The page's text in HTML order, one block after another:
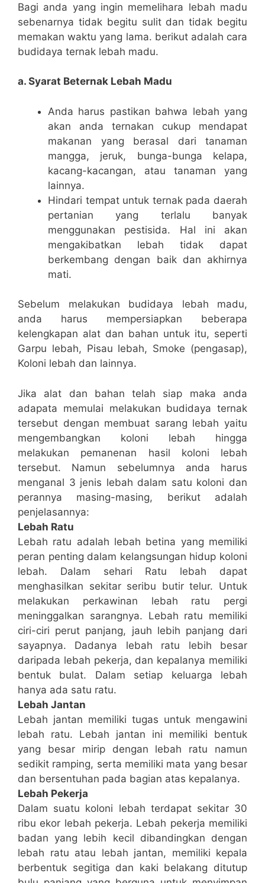
Bagi anda yang ingin memelihara lebah madu
sebenarnya tidak begitu sulit dan tidak begitu
memakan waktu yang lama. berikut adalah cara
budidaya ternak lebah madu.
a. Syarat Beternak Lebah Madu
Anda harus pastikan bahwa lebah yang
akan anda ternakan cukup mendapat
makanan yang berasal dari tanaman
mangga, jeruk, bunga-bunga kelapa,
kacang-kacangan, atau tanaman yang
lainnya.
Hindari tempat untuk ternak pada daerah
pertanian yang terlalu banyak
menggunakan pestisida. Hal ini akan
mengakibatkan lebah tidak dapat
berkembang dengan baik dan akhirnya
mati.
Sebelum melakukan budidaya lebah madu,
anda harus mempersiapkan beberapa
kelengkapan alat dan bahan untuk itu, seperti
Garpu lebah, Pisau lebah, Smoke (pengasap),
Koloni lebah dan lainnya.
Jika alat dan bahan telah siap maka anda
adapata memulai melakukan budidaya ternak
tersebut dengan membuat sarang lebah yaitu
mengembangkan koloni lebah hingga
melakukan pemanenan hasil koloni lebah
tersebut. Namun sebelumnya anda harus
menganal 3 jenis lebah dalam satu koloni dan
perannya masing-masing, berikut adalah
penjelasannya:
Lebah Ratu
Lebah ratu adalah lebah betina yang memiliki
peran penting dalam kelangsungan hidup koloni
lebah. Dalam sehari Ratu lebah dapat
menghasilkan sekitar seribu butir telur. Untuk
melakukan perkawinan lebah ratu pergi
meninggalkan sarangnya. Lebah ratu memiliki
ciri-ciri perut panjang, jauh lebih panjang dari
sayapnya. Dadanya lebah ratu lebih besar
daripada lebah pekerja, dan kepalanya memiliki
bentuk bulat. Dalam setiap keluarga lebah
hanya ada satu ratu.
Lebah Jantan
Lebah jantan memiliki tugas untuk mengawini
lebah ratu. Lebah jantan ini memiliki bentuk
yang besar mirip dengan lebah ratu namun
sedikit ramping, serta memiliki mata yang besar
dan bersentuhan pada bagian atas kepalanya.
Lebah Pekerja
Dalam suatu koloni lebah terdapat sekitar 30
ribu ekor lebah pekerja. Lebah pekerja memiliki
badan yang lebih kecil dibandingkan dengan
lebah ratu atau lebah jantan, memiliki kepala
berbentuk segitiga dan kaki belakang ditutup